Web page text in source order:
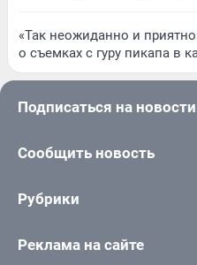
«Так неожиданно и
о съемках с гуру пикапа в
Подписаться на новости
Сообщить новость
Рубрики
Реклама на сайте